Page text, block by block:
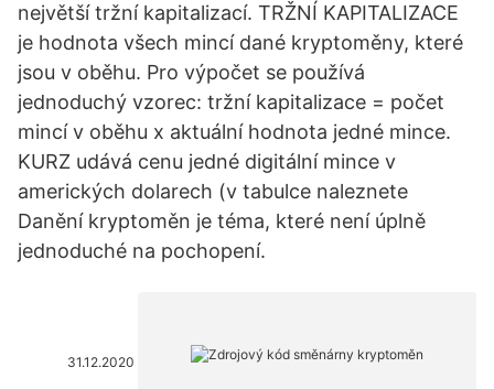
největší tržní kapitalizací. TRŽNÍ KAPITALIZACE
je hodnota všech mincí dané kryptoměny, které
jsou v oběhu. Pro výpočet se používá
jednoduchý vzorec: tržní kapitalizace = počet
mincí v oběhu x aktuální hodnota jedné mince.
KURZ udává cenu jedné digitální mince v
amerických dolarech (v tabulce naleznete
Danění kryptoměn je téma, které není úplně
jednoduché na pochopení.
31.12.2020